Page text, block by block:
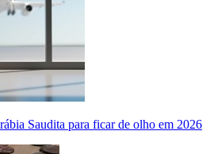
Saudita para ficar de olho em 2026